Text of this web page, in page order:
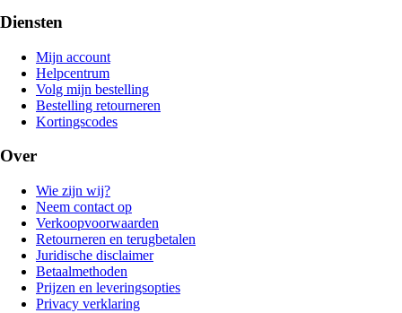
Diensten
Mijn account
Helpcentrum
Volg mijn bestelling
Bestelling retourneren
Kortingscodes
Over
Wie zijn wij?
Neem contact op
Verkoopvoorwaarden
Retourneren en terugbetalen
Juridische disclaimer
Betaalmethoden
Prijzen en leveringsopties
Privacy verklaring